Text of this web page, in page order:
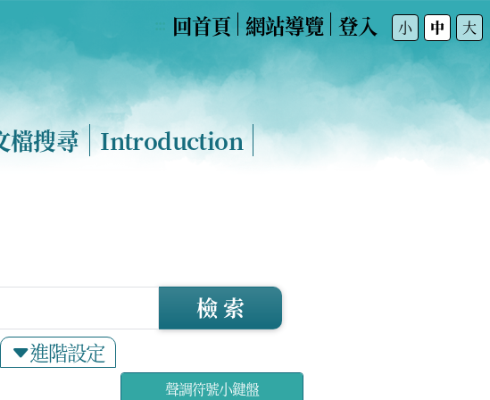
回首頁 網站導覽 登入 小 中 大
檔搜尋 Introduction
進階設定
檢 索
聲調符號小鍵盤